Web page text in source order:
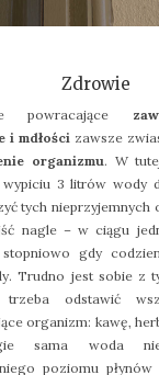
Zdrowie
powracające
i mdłości zawsze
organizmu. W
3 litrów wody
tych nieprzyjemnych
nagle – w ciągu
gdy
Trudno jest sobie z
trzeba odstawić
organizm: kawę,
sama woda nie
poziomu